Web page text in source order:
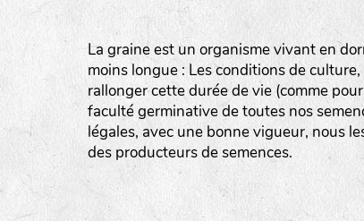
La graine est un organisme vivant en
moins longue : Les conditions de
rallonger cette durée de vie (comme
faculté germinative de toutes nos
légales, avec une bonne vigueur, nous
des producteurs de semences.
haies
zone sauvage
mare